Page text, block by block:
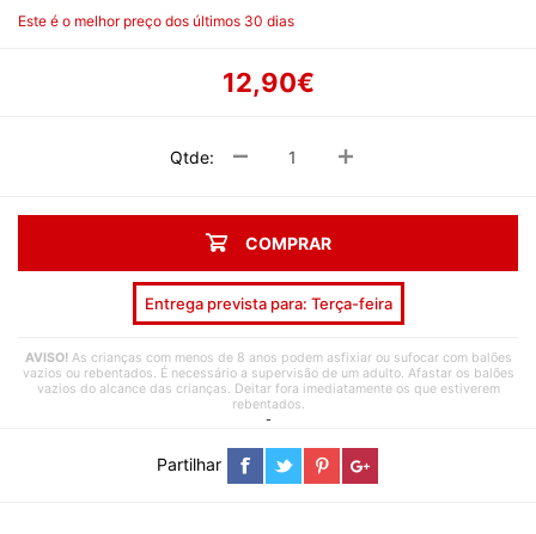
Este é o melhor preço dos últimos 30 dias
12,90€
Qtde:
COMPRAR
Entrega prevista para: Terça-feira
AVISO! As crianças com menos de 8 anos podem asfixiar ou sufocar com balões
vazios ou rebentados. É necessário a supervisão de um adulto. Afastar os balões
vazios do alcance das crianças. Deitar fora imediatamente os que estiverem
rebentados.
-
Partilhar